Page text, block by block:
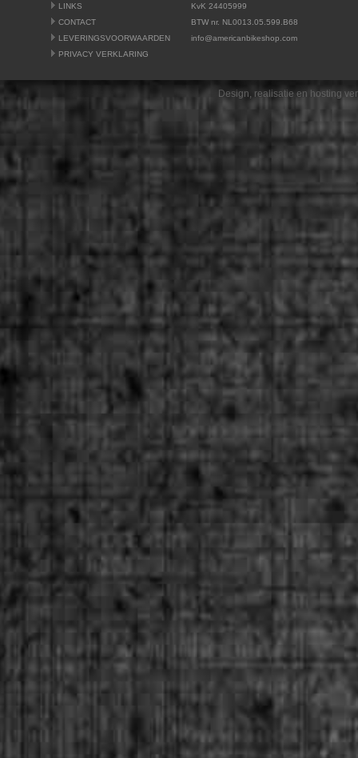
LINKS
CONTACT
LEVERINGSVOORWAARDEN
PRIVACY VERKLARING
KvK 24405999
BTW nr. NL0013.05.599.B68
info@americanbikeshop.com
Design, realisatie en hosting